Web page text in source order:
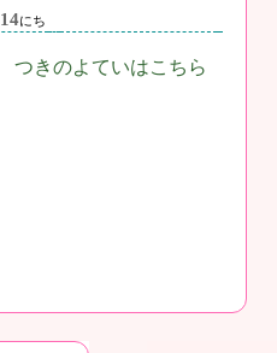
14にち
つきのよていはこちら